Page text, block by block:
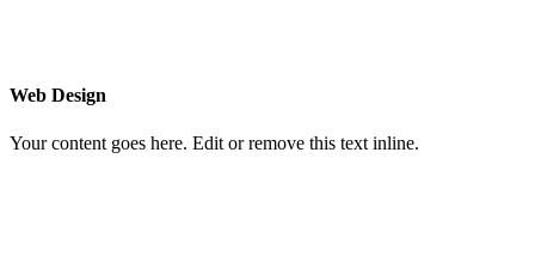
Web Design
Your content goes here. Edit or remove this text inline.